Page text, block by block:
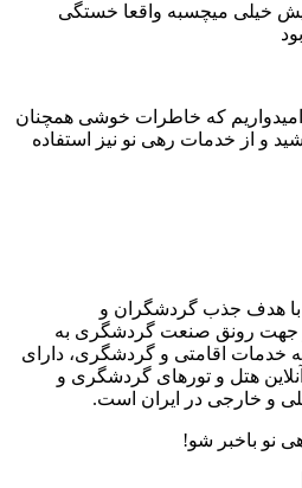
خیلی میچسبه واقعا خستگی
که خاطرات خوشی همچنان
و از خدمات رهی نو نیز استفاده
هدف جذب گردشگران و
جهت رونق صنعت گردشگری به
خدمات اقامتی و گردشگری، دارای
هتل و تورهای گردشگری و
و خارجی در ایران است.
نو باخبر شو!